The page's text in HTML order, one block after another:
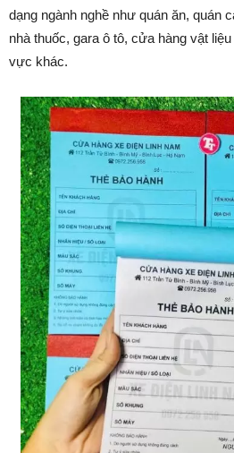
dạng ngành nghề như quán ăn, quán
nhà thuốc, gara ô tô, cửa hàng vật
vực khác.